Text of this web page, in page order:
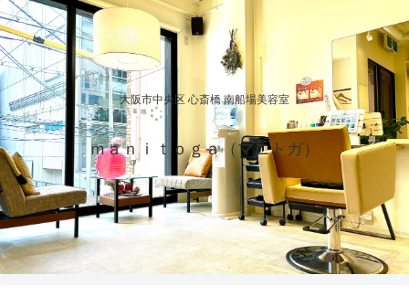
大阪市中央区 心斎橋 南船場美容室
ｍａｎｉｔｏｇａ（マニトガ）